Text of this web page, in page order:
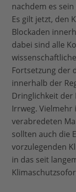
nachdem es
Es gilt jetzt, den
Blockaden
dabei sind alle
Fortsetzung der
innerhalb der
Dringlichkeit der
Irrweg. Vielmehr
verabredeten
sollten auch die
vorzulegenden
in das seit